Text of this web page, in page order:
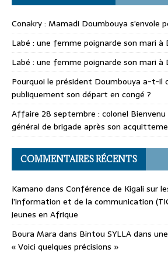
Conakry : Mamadi Doumbouya s’envole
Labé : une femme poignarde son mari à
Labé : une femme poignarde son mari à
Pourquoi le président Doumbouya a-t-il
publiquement son départ en congé ?
Affaire 28 septembre : colonel
général de brigade après son
COMMENTAIRES RÉCENTS
Kamano dans Conférence de Kigali sur
l’information et de la communication
jeunes en Afrique
Boura Mara dans Bintou SYLLA dans
« Voici quelques précisions »